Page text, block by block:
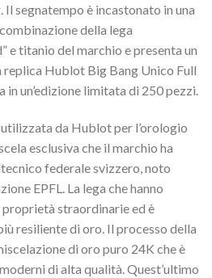
Il segnatempo è incastonato in una
della lega
e titanio del marchio e presenta un
replica Hublot Big Bang Unico Full
un’edizione limitata di 250 pezzi.
utilizzata da Hublot per l’orologio
esclusiva che il marchio ha
federale svizzero, noto
EPFL. La lega che hanno
straordinarie ed è
resiliente di oro. Il processo della
di oro puro 24K che è
di alta qualità.Quest’ultimo